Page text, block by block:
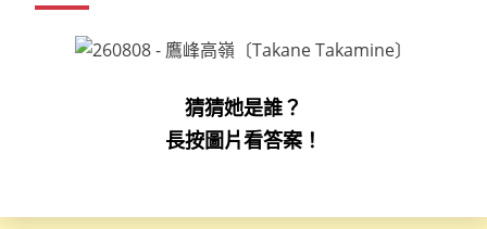
猜猜她是誰？
長按圖片看答案！